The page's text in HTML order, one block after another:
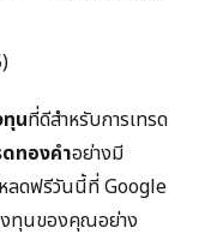
นที่ดีสำหรับการเทรด
ดทองคำอย่างมี
ลดฟรีวันนี้ที่ Google
งทุนของคุณอย่าง